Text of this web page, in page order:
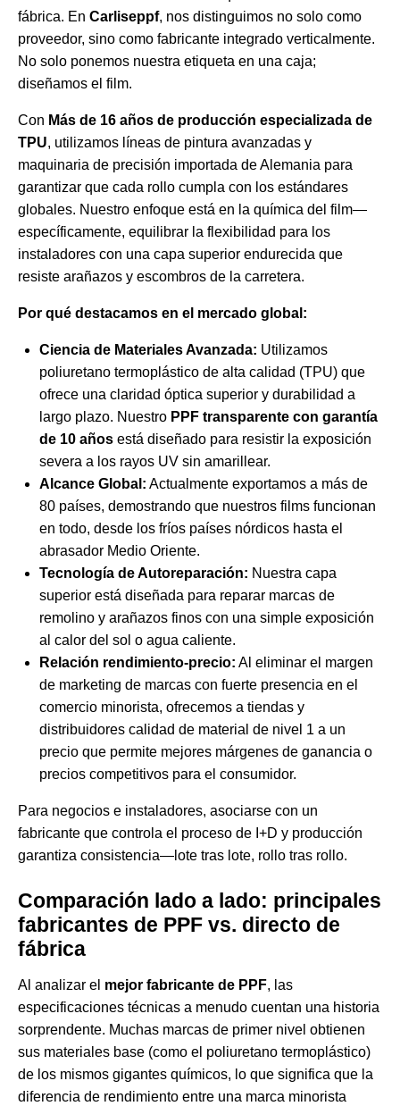
fábrica. En Carliseppf, nos distinguimos no solo como
proveedor, sino como fabricante integrado verticalmente.
No solo ponemos nuestra etiqueta en una caja;
diseñamos el film.
Con Más de 16 años de producción especializada de
TPU, utilizamos líneas de pintura avanzadas y
maquinaria de precisión importada de Alemania para
garantizar que cada rollo cumpla con los estándares
globales. Nuestro enfoque está en la química del film—
específicamente, equilibrar la flexibilidad para los
instaladores con una capa superior endurecida que
resiste arañazos y escombros de la carretera.
Por qué destacamos en el mercado global:
Ciencia de Materiales Avanzada: Utilizamos
poliuretano termoplástico de alta calidad (TPU) que
ofrece una claridad óptica superior y durabilidad a
largo plazo. Nuestro PPF transparente con garantía
de 10 años está diseñado para resistir la exposición
severa a los rayos UV sin amarillear.
Alcance Global: Actualmente exportamos a más de
80 países, demostrando que nuestros films funcionan
en todo, desde los fríos países nórdicos hasta el
abrasador Medio Oriente.
Tecnología de Autoreparación: Nuestra capa
superior está diseñada para reparar marcas de
remolino y arañazos finos con una simple exposición
al calor del sol o agua caliente.
Relación rendimiento-precio: Al eliminar el margen
de marketing de marcas con fuerte presencia en el
comercio minorista, ofrecemos a tiendas y
distribuidores calidad de material de nivel 1 a un
precio que permite mejores márgenes de ganancia o
precios competitivos para el consumidor.
Para negocios e instaladores, asociarse con un
fabricante que controla el proceso de I+D y producción
garantiza consistencia—lote tras lote, rollo tras rollo.
Comparación lado a lado: principales
fabricantes de PPF vs. directo de
fábrica
Al analizar el mejor fabricante de PPF, las
especificaciones técnicas a menudo cuentan una historia
sorprendente. Muchas marcas de primer nivel obtienen
sus materiales base (como el poliuretano termoplástico)
de los mismos gigantes químicos, lo que significa que la
diferencia de rendimiento entre una marca minorista